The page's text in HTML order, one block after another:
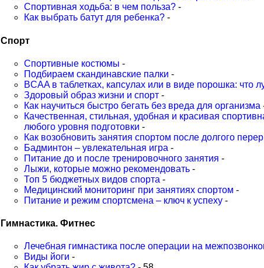
Спортивная ходьба: в чем польза? -
Как выбрать батут для ребенка? -
Спорт
Cпортивные костюмы -
Подбираем скандинавские палки -
BCAA в таблетках, капсулах или в виде порошка: что
Здоровый образ жизни и спорт -
Как научиться быстро бегать без вреда для организма
Качественная, стильная, удобная и красивая
любого уровня подготовки -
Как возобновить занятия спортом после долгого
Бадминтон – увлекательная игра -
Питание до и после тренировочного занятия -
Лыжи, которые можно рекомендовать -
Топ 5 бюджетных видов спорта -
Медицинский мониторинг при занятиях спортом -
Питание и режим спортсмена – ключ к успеху -
Гимнастика. Фитнес
Лечебная гимнастика после операции на
Виды йоги -